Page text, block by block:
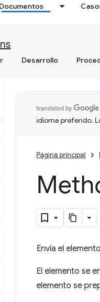
Documentos
Desarrollo
idioma preferido.
Página principal
Envía el
El elemento se
elemento se